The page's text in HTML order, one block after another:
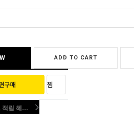
ADD TO CART
택 2배 UP!